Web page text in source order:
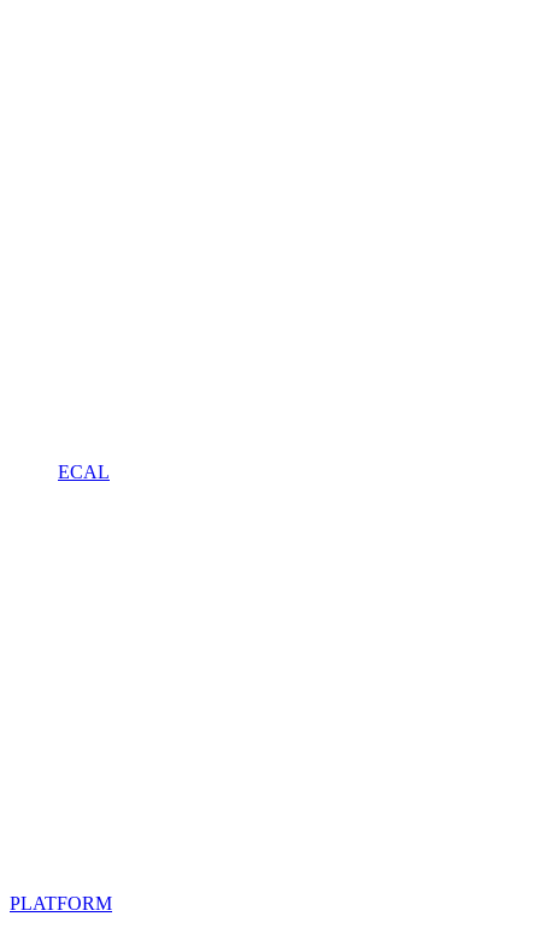
ECAL
PLATFORM